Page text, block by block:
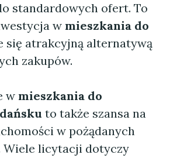
standardowych ofert. To
w mieszkania do
się atrakcyjną alternatywą
zakupów.
w mieszkania do
to także szansa na
w pożądanych
Wiele licytacji dotyczy